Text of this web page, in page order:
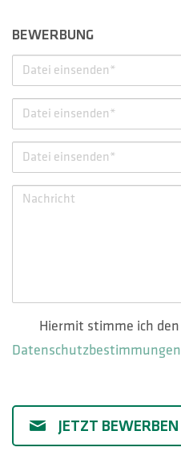
BEWERBUNG
Hiermit stimme ich den
Datenschutzbestimmungen
JETZT BEWERBEN